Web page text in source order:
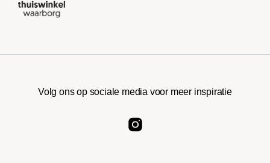
Volg ons op sociale media voor meer inspiratie